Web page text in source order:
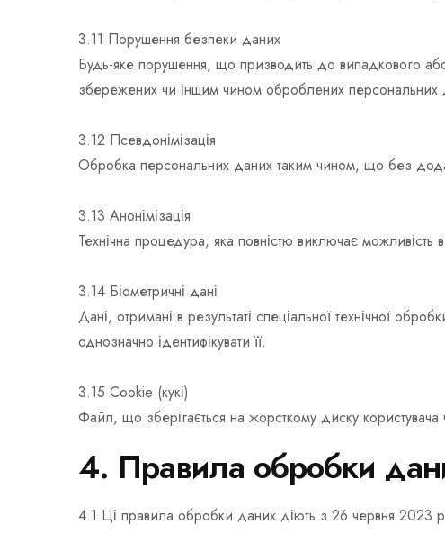
3.11 Порушення безпеки даних
Будь-яке порушення, що призводить до випадкового
збережених чи іншим чином оброблених персональних
3.12 Псевдонімізація
Обробка персональних даних таким чином, що без
3.13 Анонімізація
Технічна процедура, яка повністю виключає можливість
3.14 Біометричні дані
Дані, отримані в результаті спеціальної технічної
однозначно ідентифікувати її.
3.15 Cookie (кукі)
Файл, що зберігається на жорсткому диску користувача
4. Правила обробки
4.1 Ці правила обробки даних діють з 26 червня 2023